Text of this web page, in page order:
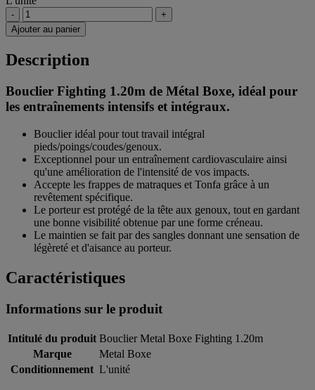
-
+
Ajouter au panier
Description
Bouclier Fighting 1.20m de Métal Boxe, idéal pour
les entraînements intensifs et intégraux.
Bouclier idéal pour tout travail intégral
pieds/poings/coudes/genoux.
Exceptionnel pour un entraînement cardiovasculaire ainsi
qu'une amélioration de l'intensité de vos impacts.
Accepte les frappes de matraques et Tonfa grâce à un
revêtement spécifique.
Le porteur est protégé de la tête aux genoux, tout en gardant
une bonne visibilité obtenue par une forme créneau.
Le maintien se fait par des sangles donnant une sensation de
légèreté et d'aisance au porteur.
Caractéristiques
Informations sur le produit
Intitulé du produit Bouclier Metal Boxe Fighting 1.20m
Marque
Metal Boxe
Conditionnement L'unité